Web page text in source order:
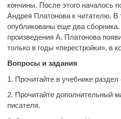
кончины. После этого началось
Андрея Платонова к читателю. В
опубликованы еще два
произведения А. Платонова
только в годы «перестройки», в
Вопросы и задания
1. Прочитайте в учебнике
2. Прочитайте дополнительный
писателя.